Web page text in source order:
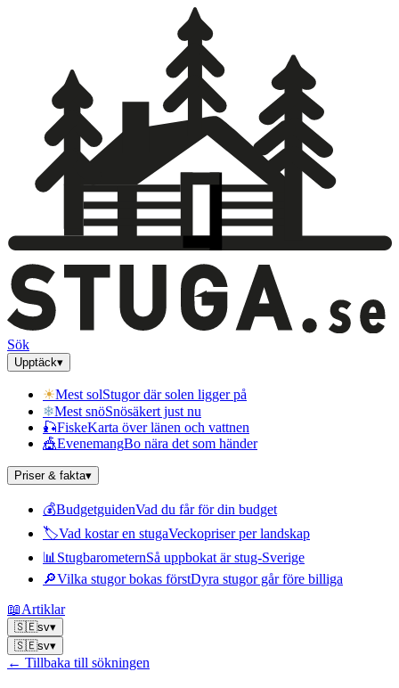
Sök
Upptäck▾
☀Mest solStugor där solen ligger på
❄Mest snöSnösäkert just nu
🎣FiskeKarta över länen och vattnen
🎪EvenemangBo nära det som händer
Priser & fakta▾
💰BudgetguidenVad du får för din budget
🏷Vad kostar en stugaVeckopriser per landskap
📊 StugbarometernSå uppbokat är stug-Sverige
🔎Vilka stugor bokas förstDyra stugor går före billiga
📖Artiklar
🇸🇪sv▾
🇸🇪sv▾
← Tillbaka till sökningen